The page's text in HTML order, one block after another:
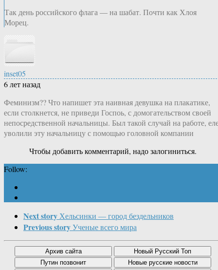
Так день российского флага — на шабат. Почти как Хлоя
Морец.
inset05
6 лет назад
Феминизм?? Что напишет эта наивная девушка на плакатике,
если столкнется, не приведи Госпоь, с домогательством своей
непосредственной начальницы. Был такой случай на работе,
уволили эту начальницу с помощью головной компании
Чтобы добавить комментарий, надо залогиниться.
Follow:
Next storyХельсинки — город бездельников
Previous storyУченые всего мира